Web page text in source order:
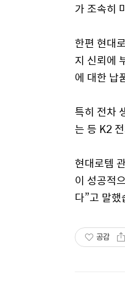
가 조속히
한편 현대
지 신뢰에
에 대한 납
특히 전차
는 등 K2
현대로템
이 성공적
다”고 말
공감